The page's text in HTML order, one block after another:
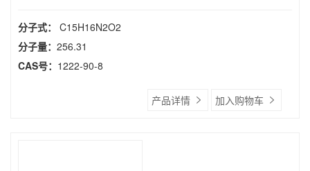
分子式： C15H16N2O2
分子量： 256.31
CAS号： 1222-90-8
产品详情 加入购物车